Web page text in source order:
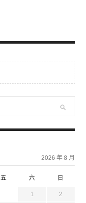
2026 年 8 月
五 六 日
1 2